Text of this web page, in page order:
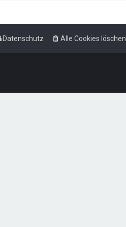
Alle Cookies löschen
Datenschutz